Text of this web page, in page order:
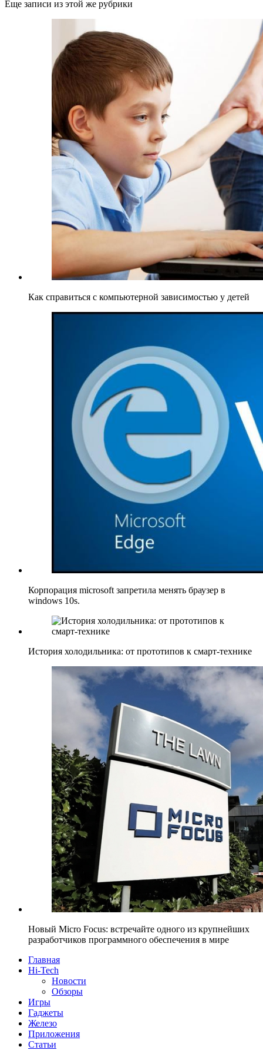
Еще записи из этой же рубрики
Как справиться с компьютерной зависимостью у детей
Корпорация microsoft запретила менять браузер в
windows 10s.
История холодильника: от прототипов к смарт-технике
Новый Micro Focus: встречайте одного из крупнейших
разработчиков программного обеспечения в мире
Главная
Hi-Tech
Новости
Обзоры
Игры
Гаджеты
Железо
Приложения
Статьи